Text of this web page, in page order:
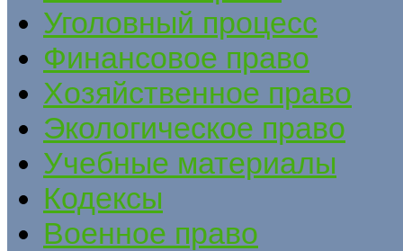
Уголовный процесс
Финансовое право
Хозяйственное право
Экологическое право
Учебные материалы
Кодексы
Военное право